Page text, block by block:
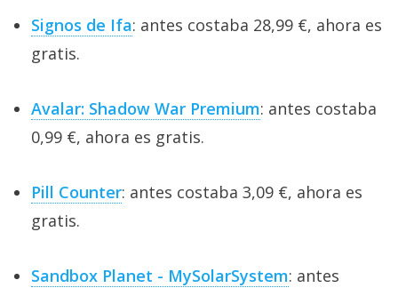
Signos de Ifa: antes costaba 28,99 €, ahora es
gratis.
Avalar: Shadow War Premium: antes costaba
0,99 €, ahora es gratis.
Pill Counter: antes costaba 3,09 €, ahora es
gratis.
Sandbox Planet - MySolarSystem: antes